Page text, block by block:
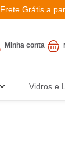
Frete Grátis a
Minha conta
Vidros e